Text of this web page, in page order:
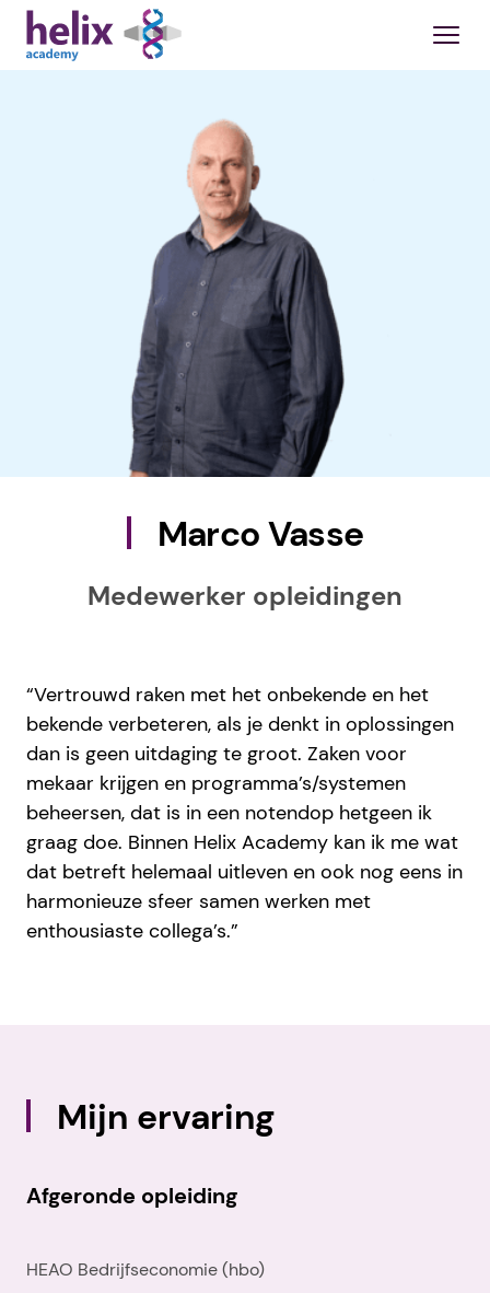
Marco Vasse
Medewerker opleidingen
“Vertrouwd raken met het onbekende en het
bekende verbeteren, als je denkt in oplossingen
dan is geen uitdaging te groot. Zaken voor
mekaar krijgen en programma’s/systemen
beheersen, dat is in een notendop hetgeen ik
graag doe. Binnen Helix Academy kan ik me wat
dat betreft helemaal uitleven en ook nog eens in
harmonieuze sfeer samen werken met
enthousiaste collega’s.”
Mijn ervaring
Afgeronde opleiding
HEAO Bedrijfseconomie (hbo)